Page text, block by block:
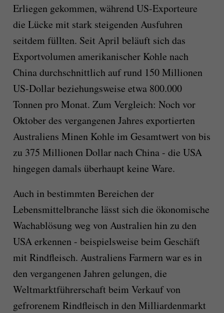
Erliegen gekommen, während US-Exporteure
die Lücke mit stark steigenden Ausfuhren
seitdem füllten. Seit April beläuft sich das
Exportvolumen amerikanischer Kohle nach
China durchschnittlich auf rund 150 Millionen
US-Dollar beziehungsweise etwa 800.000
Tonnen pro Monat. Zum Vergleich: Noch vor
Oktober des vergangenen Jahres exportierten
Australiens Minen Kohle im Gesamtwert von bis
zu 375 Millionen Dollar nach China - die USA
hingegen damals überhaupt keine Ware.
Auch in bestimmten Bereichen der
Lebensmittelbranche lässt sich die ökonomische
Wachablösung weg von Australien hin zu den
USA erkennen - beispielsweise beim Geschäft
mit Rindfleisch. Australiens Farmern war es in
den vergangenen Jahren gelungen, die
Weltmarktführerschaft beim Verkauf von
gefrorenem Rindfleisch in den Milliardenmarkt